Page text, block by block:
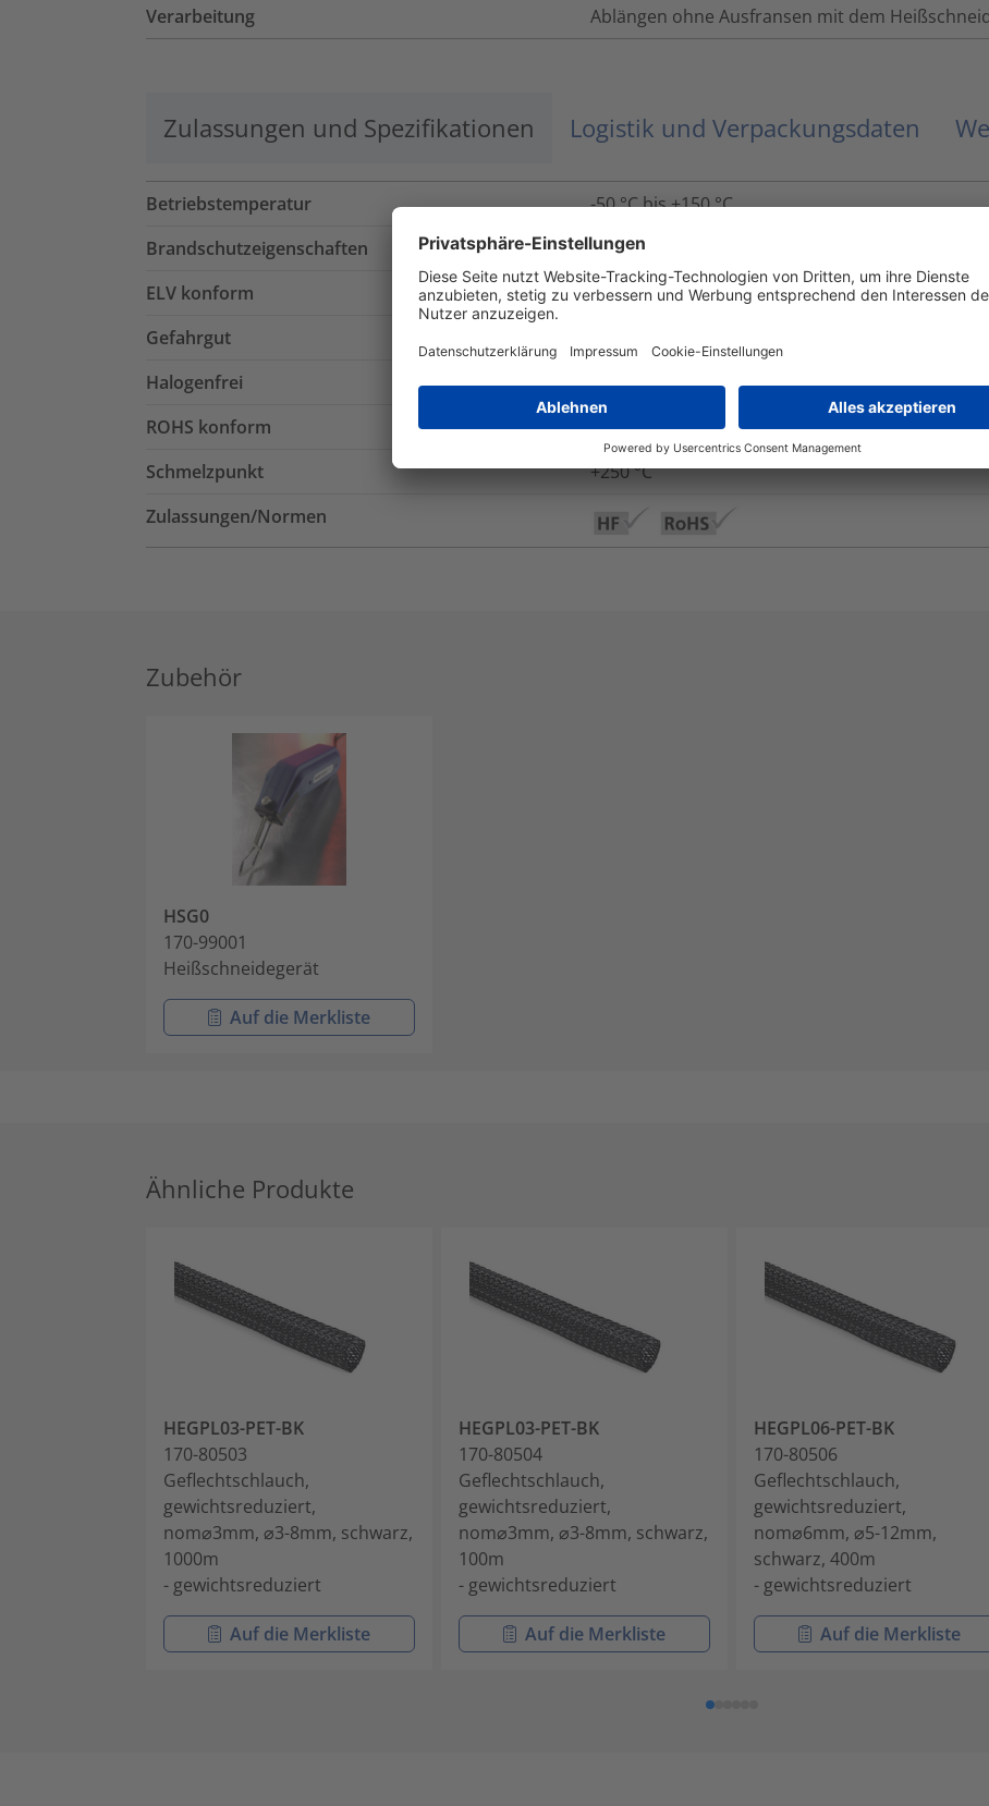
Verarbeitung
Ablängen ohne Ausfransen mit dem
Zulassungen und Spezifikationen Logistik und Verpackungsdaten
Betriebstemperatur
-50 °C bis +150 °C
Brandschutzeigenschaften
UL94 V2, FMVSS 302 Typ B
ELV konform
Ja
Gefahrgut
Halogenfrei
Ja
ROHS konform
Ja
Schmelzpunkt
+250 °C
Zulassungen/Normen
Zubehör
HSG0
170-99001
Heißschneidegerät
Auf die Merkliste
Ähnliche Produkte
HEGPL03-PET-BK
170-80503
Geflechtschlauch,
gewichtsreduziert,
nom⌀3mm, ⌀3-8mm, schwarz,
1000m
- gewichtsreduziert
Auf die Merkliste
HEGPL03-PET-BK
170-80504
Geflechtschlauch,
gewichtsreduziert,
nom⌀3mm, ⌀3-8mm, schwarz,
100m
- gewichtsreduziert
Auf die Merkliste
HEGPL06-PET-BK
170-80506
Geflechtschlauch,
gewichtsreduziert,
nom⌀6mm, ⌀5-12mm,
schwarz, 400m
- gewichtsreduziert
Auf die Merkliste